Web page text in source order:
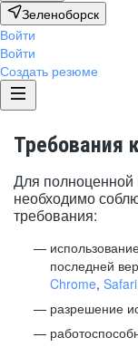
Зеленоборск
Войти
Войти
Создать резюме
Требования
Для полноценной
необходимо
требования:
последней
Chrome, Safari
разрешение